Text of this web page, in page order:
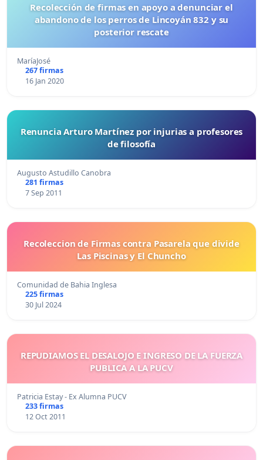
Recolección de firmas en apoyo a denunciar el
abandono de los perros de Lincoyán 832 y su
posterior rescate
MaríaJosé
267 firmas
16 Jan 2020
Renuncia Arturo Martínez por injurias a profesores
de filosofía
Augusto Astudillo Canobra
281 firmas
7 Sep 2011
Recoleccion de Firmas contra Pasarela que divide
Las Piscinas y El Chuncho
Comunidad de Bahia Inglesa
225 firmas
30 Jul 2024
REPUDIAMOS EL DESALOJO E INGRESO DE LA FUERZA
PUBLICA A LA PUCV
Patricia Estay - Ex Alumna PUCV
233 firmas
12 Oct 2011